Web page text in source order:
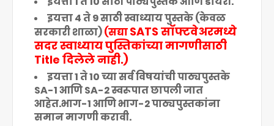
इयत्ता 4 ते 9 साठी स्वाध्याय पुस्तके (केवळ
सरकारी शाळा)(सद्याSATS सॉफ्टवेअरमध्ये
सदर स्वाध्याय पुस्तिकांच्या मागणीसाठी
Title दिलेले नाही.)
इयत्ता 1 ते 10 च्या सर्व विषयांची पाठ्यपुस्तके
SA-1 आणि SA-2 स्वरूपात छापली जात
आहेत.भाग-1 आणि भाग-2 पाठ्यपुस्तकांना
समान मागणी करावी.